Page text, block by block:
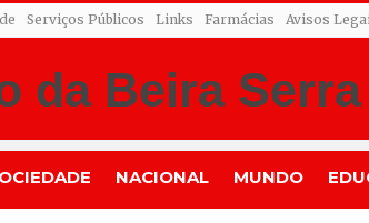
Serviços Públicos Links Farmácias Avisos
NACIONAL MUNDO